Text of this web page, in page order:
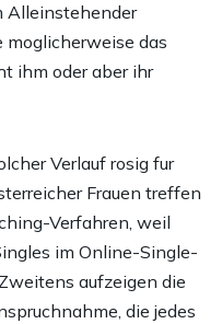
Alleinstehender
moglicherweise das
ihm oder aber ihr
Verlauf rosig fur
Frauen treffen
Verfahren, weil
im Online-Single-
aufzeigen die
die jedes